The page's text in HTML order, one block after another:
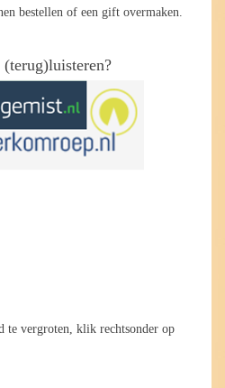
bestellen of een gift overmaken.
te vergroten, klik rechtsonder op